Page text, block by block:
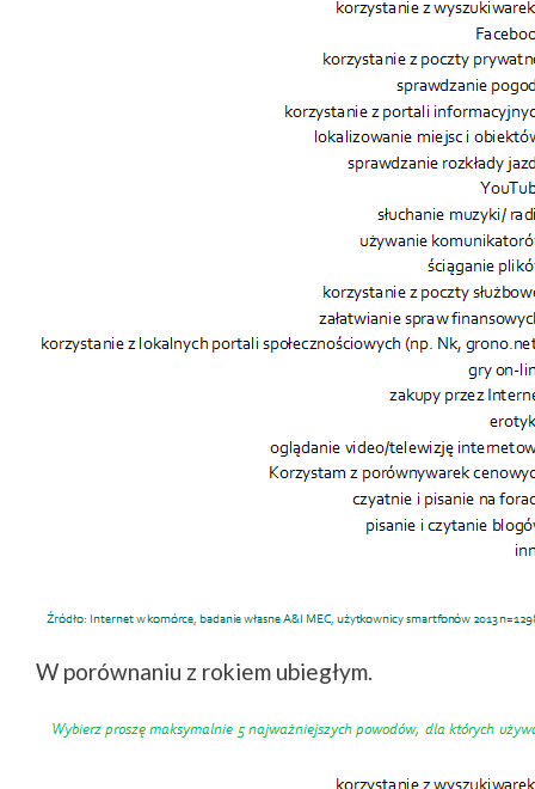
W porównaniu z rokiem ubiegłym.